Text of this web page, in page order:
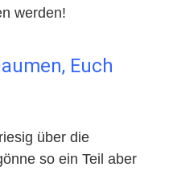
werden!
Euch
über die
so ein Teil aber